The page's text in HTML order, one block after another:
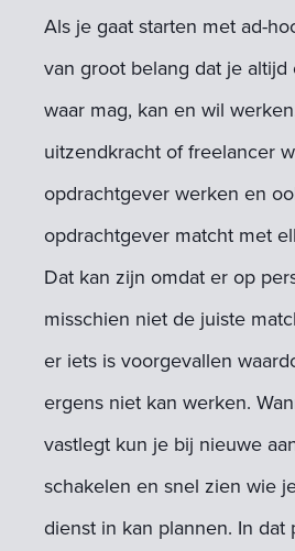
Als je gaat starten met ad-
van groot belang dat je
waar mag, kan en wil
uitzendkracht of freelancer
opdrachtgever werken en
opdrachtgever matcht met
Dat kan zijn omdat er op
misschien niet de juiste
er iets is voorgevallen
ergens niet kan werken.
vastlegt kun je bij nieuwe
schakelen en snel zien wie
dienst in kan plannen. In dat